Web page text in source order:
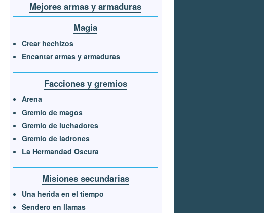
Mejores armas y armaduras
Magia
Crear hechizos
Encantar armas y armaduras
Facciones y gremios
Arena
Gremio de magos
Gremio de luchadores
Gremio de ladrones
La Hermandad Oscura
Misiones secundarias
Una herida en el tiempo
Sendero en llamas